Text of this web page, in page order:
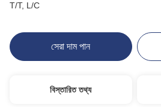
T/T, L/C
সেরা দাম পান
বিস্তারিত তথ্য